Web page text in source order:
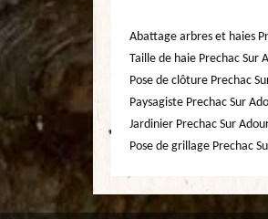
Abattage arbres et haies
Taille de haie Prechac Sur
Pose de clôture Prechac
Paysagiste Prechac Sur
Jardinier Prechac Sur
Pose de grillage Prechac